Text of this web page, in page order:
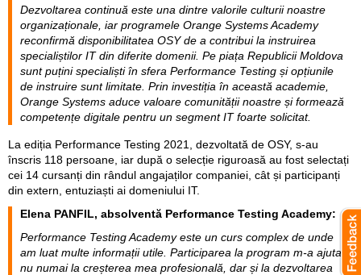
Dezvoltarea continuă este una dintre valorile culturii noastre
organizaționale, iar programele Orange Systems Academy
reconfirmă disponibilitatea OSY de a contribui la instruirea
specialiștilor IT din diferite domenii. Pe piața Republicii Moldova
sunt puțini specialiști în sfera Performance Testing și opțiunile
de instruire sunt limitate. Prin investiția în această academie,
Orange Systems aduce valoare comunității noastre și formează
competențe digitale pentru un segment IT foarte solicitat.
La ediția Performance Testing 2021, dezvoltată de OSY, s-au
înscris 118 persoane, iar după o selecție riguroasă au fost selectați
cei 14 cursanți din rândul angajaților companiei, cât și participanți
din extern, entuziaști ai domeniului IT.
Elena PANFIL, absolventă Performance Testing Academy:
Performance Testing Academy este un curs complex de unde
am luat multe informații utile. Participarea la program m-a ajutat
nu numai la creșterea mea profesională, dar și la dezvoltarea